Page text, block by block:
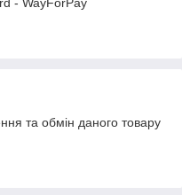
та обмін даного товару